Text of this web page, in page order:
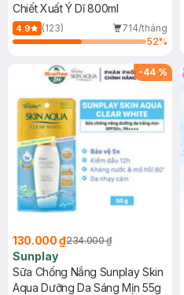
Chiết Xuất Ý Dĩ 800ml
4.9 (123)
714/tháng
52%
-44 %
130.000 ₫234.000 ₫
Sunplay
Sữa Chống Nắng Sunplay Skin
Aqua Dưỡng Da Sáng Mịn 55g